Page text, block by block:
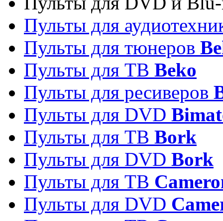
Пульты для
Пульты для тюнеров
Пульты для ТВ Beko
Пульты для ресиверов
Пульты для DVD
Пульты для ТВ Bork
Пульты для DVD Bork
Пульты для ТВ
Пульты для DVD